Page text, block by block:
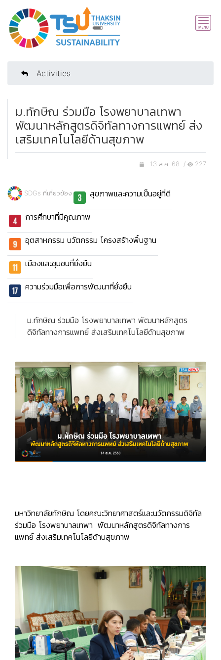
Activities
ม.ทักษิณ ร่วมมือ โรงพยาบาลเทพา
พัฒนาหลักสูตรดิจิทัลทางการแพทย์ ส่ง
เสริมเทคโนโลยีด้านสุขภาพ
13 ส.ค. 68 / 227
SDGs ที่เกี่ยวข้อง สุขภาพและความเป็นอยู่ที่ดี
การศึกษาที่มีคุณภาพ
อุตสาหกรรม นวัตกรรม โครงสร้างพื้นฐาน
เมืองและชุมชนที่ยั่งยืน
ความร่วมมือเพื่อการพัฒนาที่ยั่งยืน
ม.ทักษิณ ร่วมมือ โรงพยาบาลเทพา พัฒนาหลักสูตร
ดิจิทัลทางการแพทย์ ส่งเสริมเทคโนโลยีด้านสุขภาพ
มหาวิทยาลัยทักษิณ โดยคณะวิทยาศาสตร์และนวัตกรรมดิจิทัล
ร่วมมือ โรงพยาบาลเทพา พัฒนาหลักสูตรดิจิทัลทางการ
แพทย์ ส่งเสริมเทคโนโลยีด้านสุขภาพ